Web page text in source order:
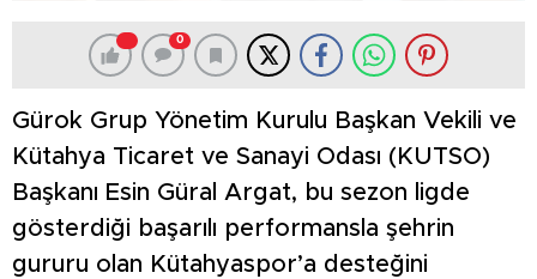
0
Gürok Grup Yönetim Kurulu Başkan Vekili ve
Kütahya Ticaret ve Sanayi Odası (KUTSO)
Başkanı Esin Güral Argat, bu sezon ligde
gösterdiği başarılı performansla şehrin
gururu olan Kütahyaspor’a desteğini